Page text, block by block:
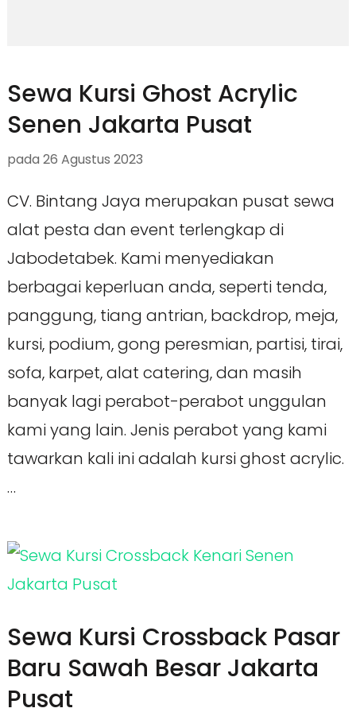
Sewa Kursi Ghost Acrylic
Senen Jakarta Pusat
pada 26 Agustus 2023
CV. Bintang Jaya merupakan pusat sewa
alat pesta dan event terlengkap di
Jabodetabek. Kami menyediakan
berbagai keperluan anda, seperti tenda,
panggung, tiang antrian, backdrop, meja,
kursi, podium, gong peresmian, partisi, tirai,
sofa, karpet, alat catering, dan masih
banyak lagi perabot-perabot unggulan
kami yang lain. Jenis perabot yang kami
tawarkan kali ini adalah kursi ghost acrylic.
…
Sewa Kursi Crossback Pasar
Baru Sawah Besar Jakarta
Pusat